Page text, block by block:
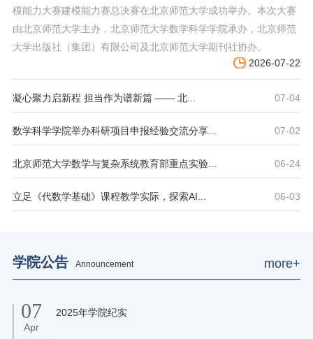
模能力大赛建模能力赛总决赛在北京师范大学成功举办。本次大赛
由北京师范大学主办，北京师范大学数学科学学院承办，北京师范
大学出版社（集团）有限公司及北京师范大学期刊社协办。
2026-07-22
07-04
凝心聚力启新程 担当作为谱新篇 —— 北...
07-02
数学科学学院举办科研项目申报经验交流分享...
06-24
北京师范大学数学与复杂系统教育部重点实验...
06-03
立足《代数学基础》课程教学实际，探索AI...
more+
学院公告 Announcement
07
Apr
2025年学院纪实